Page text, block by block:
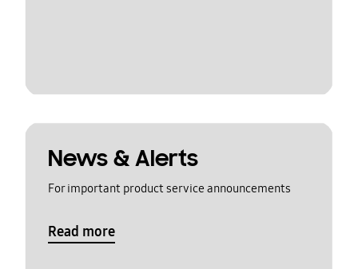
News & Alerts
For important product service announcements
Read more